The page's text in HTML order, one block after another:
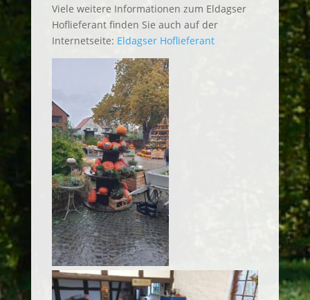
Viele weitere Informationen zum Eldagser
Hoflieferant finden Sie auch auf der
Internetseite: Eldagser Hoflieferant